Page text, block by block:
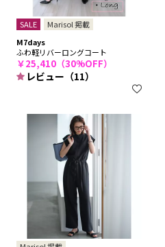
SALE
Marisol 掲載
M7days
ふわ軽リバーロングコート
￥25,410（30%OFF）
レビュー（11）